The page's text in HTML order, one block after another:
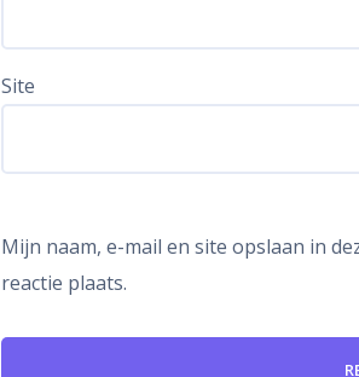
Site
Mijn naam, e-mail en site opslaan in
reactie plaats.